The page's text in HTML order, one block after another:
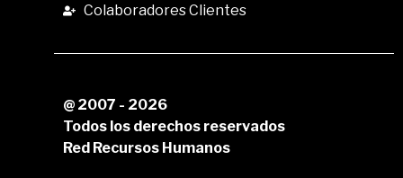
Colaboradores Clientes
@ 2007 - 2026
Todos los derechos reservados
Red Recursos Humanos